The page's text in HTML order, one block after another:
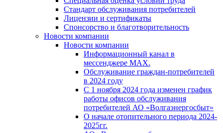
Стандарт обслуживания потребителей
Лицензии и сертификаты
Спонсорство и благотворительность
Новости компании
Новости компании
Информационный канал в
мессенджере MAX.
Обслуживание граждан-потребителей
в 2024 году
С 1 ноября 2024 года изменен график
работы офисов обслуживания
потребителей АО «Волгаэнергосбыт»
О начале отопительного периода 2024-
2025гг.